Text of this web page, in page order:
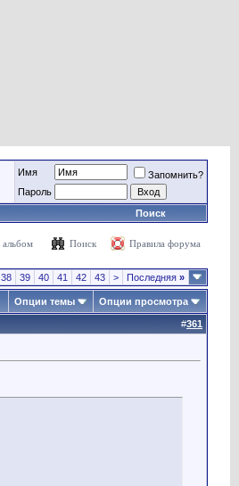
Имя
Запомнить?
Пароль
Поиск
альбом Поиск Правила форума
38 39 40 41 42 43 > Последняя »
Опции темы Опции просмотра
#361